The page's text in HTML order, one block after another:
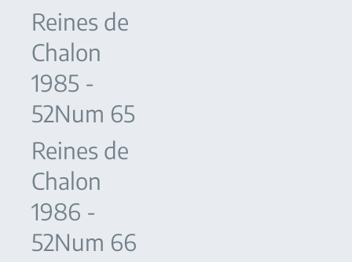
Reines de
Chalon
1985 -
52Num 65
Reines de
Chalon
1986 -
52Num 66